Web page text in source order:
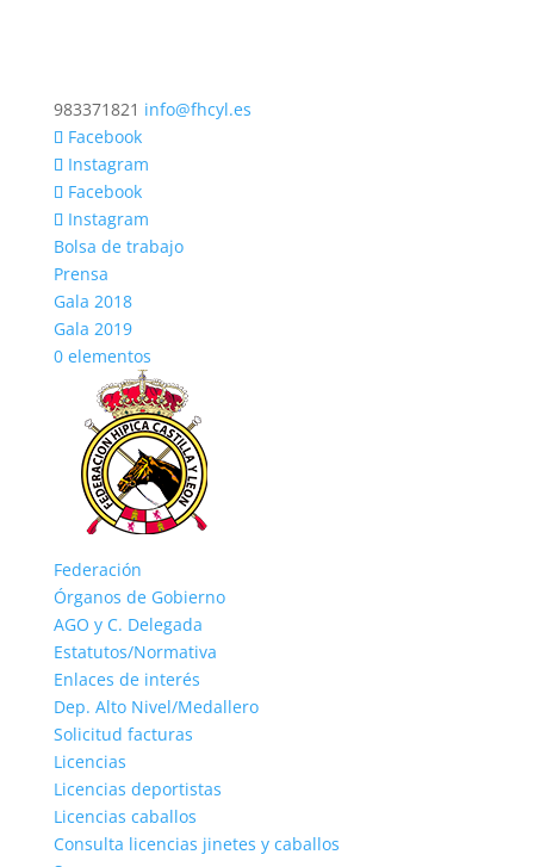
983371821 info@fhcyl.es
Facebook
Instagram
Facebook
Instagram
Bolsa de trabajo
Prensa
Gala 2018
Gala 2019
0 elementos
Federación
Órganos de Gobierno
AGO y C. Delegada
Estatutos/Normativa
Enlaces de interés
Dep. Alto Nivel/Medallero
Solicitud facturas
Licencias
Licencias deportistas
Licencias caballos
Consulta licencias jinetes y caballos